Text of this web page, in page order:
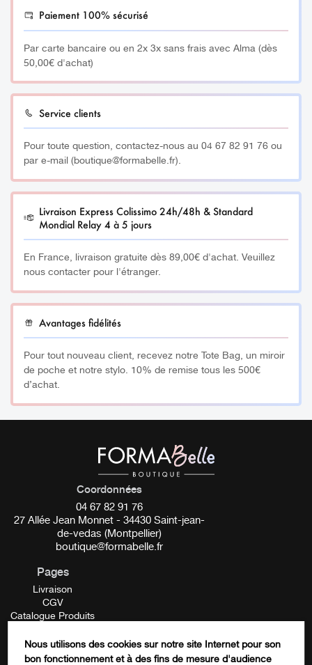
Paiement 100% sécurisé
Par carte bancaire ou en 2x 3x sans frais avec Alma (dès
50,00€ d'achat)
Service clients
Pour toute question, contactez-nous au 04 67 82 91 76 ou
par e-mail (boutique@formabelle.fr).
Livraison Express Colissimo 24h/48h & Standard
Mondial Relay 4 à 5 jours
En France, livraison gratuite dès 89,00€ d'achat. Veuillez
nous contacter pour l'étranger.
Avantages fidélités
Pour tout nouveau client, recevez notre Tote Bag, un miroir
de poche et notre stylo. 10% de remise tous les 500€
d’achat.
Coordonnées
04 67 82 91 76
27 Allée Jean Monnet - 34430 Saint-jean-
de-vedas (Montpellier)
boutique@formabelle.fr
Pages
Livraison
CGV
Catalogue Produits
Contactez-nous
FORMATION
Nous utilisons des cookies sur notre site Internet pour son
bon fonctionnement et à des fins de mesure d'audience